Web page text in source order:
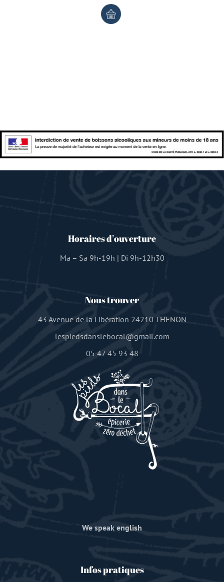
Horaires d’ouverture
Ma – Sa 9h-19h | Di 9h-12h30
Nous trouver
43 Avenue de la Libération 24210 THENON
lespiedsdanslebocal@gmail.com
05 47 45 93 48
We speak english
Infos pratiques